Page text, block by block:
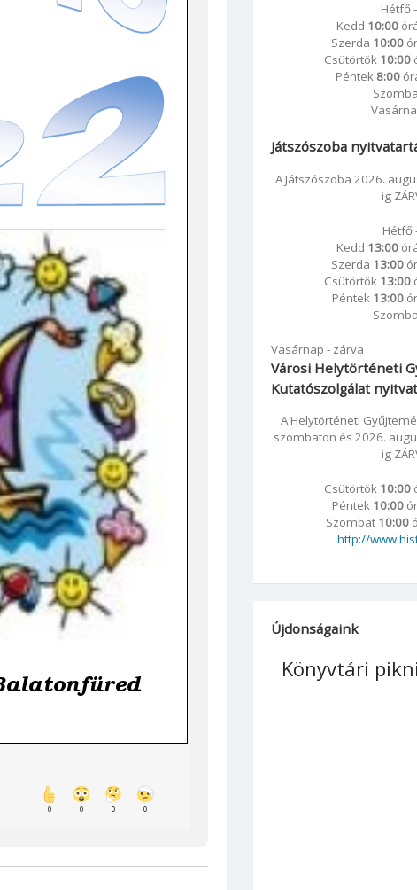
0 0 0 0
Hétfő
Kedd 10:00
Szerda 10:00
Csütörtök 10:00
Péntek 8:00
Játszószoba
A Játszószoba 2026.
ig
Hétfő
Kedd 13:00
Szerda 13:00
Csütörtök 13:00
Péntek 13:00
Vasárnap - zárva
Városi Helytörténeti
Kutatószolgálat
A Helytörténeti
szombaton és 2026.
ig
Csütörtök 10:00
Péntek 10:00
Szombat 10:00
http://
Újdonságaink
verseny
Könyvtári